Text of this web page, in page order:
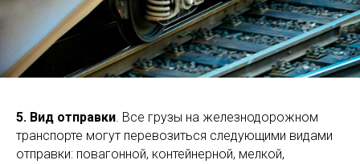
5. Вид отправки. Все грузы на железнодорожном
транспорте могут перевозиться следующими видами
отправки: повагонной, контейнерной, мелкой,